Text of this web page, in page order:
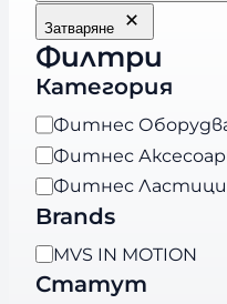
Затваряне
Филтри
Категория
К
а
т
е
о
р
Фитнес
Фитнес
Фитнес Ластици
Brands
B
r
MVS IN MOTION
Статут